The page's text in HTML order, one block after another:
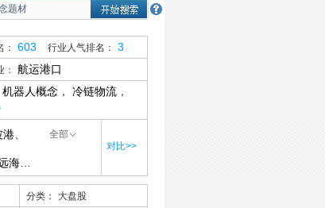
603 行业人气排名： 3
航运港口
机器人概念 ， 冷链物流 ，
对比>>
全部
港
海运
分类：
大盘股